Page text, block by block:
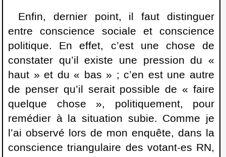
Enfin, dernier point, il faut distinguer
entre conscience sociale et conscience
politique. En effet, c’est une chose de
constater qu’il existe une pression du «
haut » et du « bas » ; c’en est une autre
de penser qu’il serait possible de « faire
quelque chose », politiquement, pour
remédier à la situation subie. Comme je
l’ai observé lors de mon enquête, dans la
conscience triangulaire des votant-es RN,